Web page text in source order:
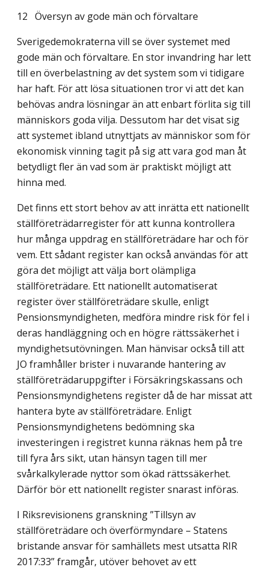
12 Översyn av gode män och förvaltare
Sverigedemokraterna vill se över systemet med
gode män och förvaltare. En stor invandring har lett
till en överbelastning av det system som vi tidigare
har haft. För att lösa situationen tror vi att det kan
behövas andra lösningar än att enbart förlita sig till
människors goda vilja. Dessutom har det visat sig
att systemet ibland utnyttjats av människor som för
ekonomisk vinning tagit på sig att vara god man åt
betydligt fler än vad som är praktiskt möjligt att
hinna med.
Det finns ett stort behov av att inrätta ett nationellt
ställföreträdarregister för att kunna kontrollera
hur många uppdrag en ställföreträdare har och för
vem. Ett sådant register kan också användas för att
göra det möjligt att välja bort olämpliga
ställföreträdare. Ett nationellt automatiserat
register över ställföreträdare skulle, enligt
Pensionsmyndigheten, medföra mindre risk för fel i
deras handläggning och en högre rättssäkerhet i
myndighetsutövningen. Man hänvisar också till att
JO framhåller brister i nuvarande hantering av
ställföreträdaruppgifter i Försäkringskassans och
Pensionsmyndighetens register då de har missat att
hantera byte av ställföreträdare. Enligt
Pensionsmyndighetens bedömning ska
investeringen i registret kunna räknas hem på tre
till fyra års sikt, utan hänsyn tagen till mer
svårkalkylerade nyttor som ökad rättssäkerhet.
Därför bör ett nationellt register snarast införas.
I Riksrevisionens granskning ”Tillsyn av
ställföreträdare och överförmyndare – Statens
bristande ansvar för samhällets mest utsatta RIR
2017:33” framgår, utöver behovet av ett